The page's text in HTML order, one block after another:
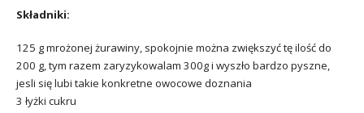
Składniki:
125 g mrożonej żurawiny, spokojnie można zwiększyć tę ilość do
200 g, tym razem zaryzykowalam 300g i wyszło bardzo pyszne,
jesli się lubi takie konkretne owocowe doznania
3 łyżki cukru